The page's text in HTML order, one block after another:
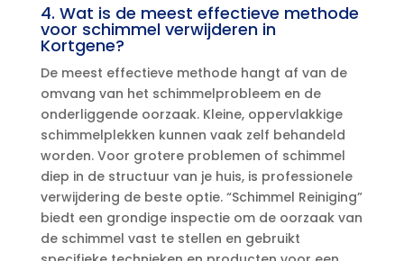
4.​ Wat is de meest effectieve methode
voor schimmel verwijderen in
Kortgene?
De meest effectieve methode hangt af van de
omvang van het schimmelprobleem en de
onderliggende oorzaak.​ Kleine, oppervlakkige
schimmelplekken kunnen vaak zelf behandeld
worden.​ Voor grotere problemen of schimmel
diep in de structuur van je huis, is professionele
verwijdering de beste optie.​ “Schimmel Reiniging”
biedt een grondige inspectie om de oorzaak van
de schimmel vast te stellen en gebruikt